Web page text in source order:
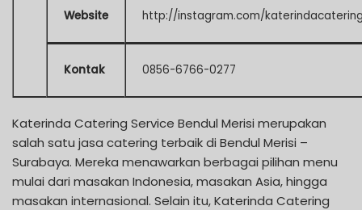
Website http://instagram.com/
Kontak 0856-6766-0277
Katerinda Catering Service Bendul Merisi merupakan
salah satu jasa catering terbaik di Bendul Merisi –
Surabaya. Mereka menawarkan berbagai pilihan menu
mulai dari masakan Indonesia, masakan Asia, hingga
masakan internasional. Selain itu, Katerinda Catering